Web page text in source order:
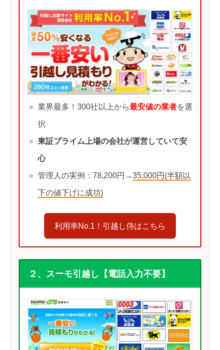
業界最多！300社以上から最安値の業者を選
択
東証プライム上場の会社が運営していて安
心
管理人の実例：78,200円→35,000円(半額以
下の値下げに成功)
利用率No.1！引越し侍はこちら
２、スーモ引越し【電話入力不要】